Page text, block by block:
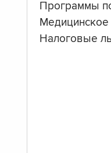
Программы
Медицинское
Налоговые